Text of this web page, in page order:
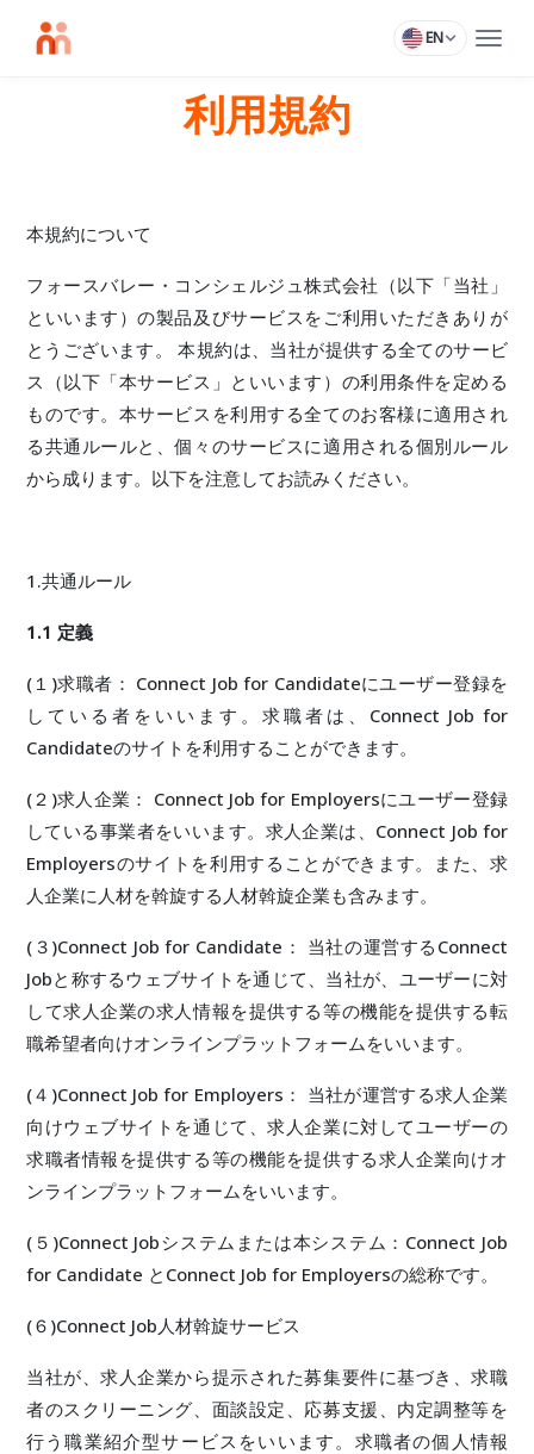
EN
利用規約
本規約について
フォースバレー・コンシェルジュ株式会社（以下「当社」
といいます）の製品及びサービスをご利用いただきありが
とうございます。 本規約は、当社が提供する全てのサービ
ス（以下「本サービス」といいます）の利用条件を定める
ものです。本サービスを利用する全てのお客様に適用され
る共通ルールと、個々のサービスに適用される個別ルール
から成ります。以下を注意してお読みください。
1.共通ルール
1.1 定義
(１)求職者： Connect Job for Candidateにユーザー登録を
している者をいいます。求職者は、Connect Job for
Candidateのサイトを利用することができます。
(２)求人企業： Connect Job for Employersにユーザー登録
している事業者をいいます。求人企業は、Connect Job for
Employersのサイトを利用することができます。また、求
人企業に人材を斡旋する人材斡旋企業も含みます。
(３)Connect Job for Candidate： 当社の運営するConnect
Jobと称するウェブサイトを通じて、当社が、ユーザーに対
して求人企業の求人情報を提供する等の機能を提供する転
職希望者向けオンラインプラットフォームをいいます。
(４)Connect Job for Employers： 当社が運営する求人企業
向けウェブサイトを通じて、求人企業に対してユーザーの
求職者情報を提供する等の機能を提供する求人企業向けオ
ンラインプラットフォームをいいます。
(５)Connect Jobシステムまたは本システム：Connect Job
for Candidate とConnect Job for Employersの総称です。
(６)Connect Job人材斡旋サービス
当社が、求人企業から提示された募集要件に基づき、求職
者のスクリーニング、面談設定、応募支援、内定調整等を
行う職業紹介型サービスをいいます。求職者の個人情報